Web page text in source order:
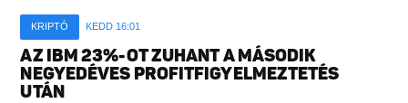
KRIPTÓ KEDD 16:01
AZ IBM 23%-OT ZUHANT A MÁSODIK
NEGYEDÉVES PROFITFIGYELMEZTETÉS
UTÁN